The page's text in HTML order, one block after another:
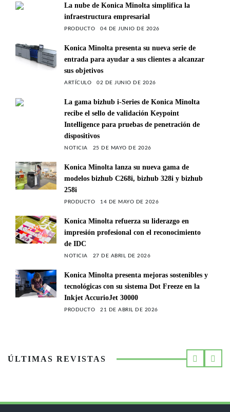
La nube de Konica Minolta simplifica la
infraestructura empresarial
PRODUCTO 04 DE JUNIO DE 2026
Konica Minolta presenta su nueva serie de
entrada para ayudar a sus clientes a alcanzar
sus objetivos
ARTÍCULO 02 DE JUNIO DE 2026
La gama bizhub i-Series de Konica Minolta
recibe el sello de validación Keypoint
Intelligence para pruebas de penetración de
dispositivos
NOTICIA 25 DE MAYO DE 2026
Konica Minolta lanza su nueva gama de
modelos bizhub C268i, bizhub 328i y bizhub
258i
PRODUCTO 14 DE MAYO DE 2026
Konica Minolta refuerza su liderazgo en
impresión profesional con el reconocimiento
de IDC
NOTICIA 27 DE ABRIL DE 2026
Konica Minolta presenta mejoras sostenibles y
tecnológicas con su sistema Dot Freeze en la
Inkjet AccurioJet 30000
PRODUCTO 21 DE ABRIL DE 2026
ÚLTIMAS REVISTAS